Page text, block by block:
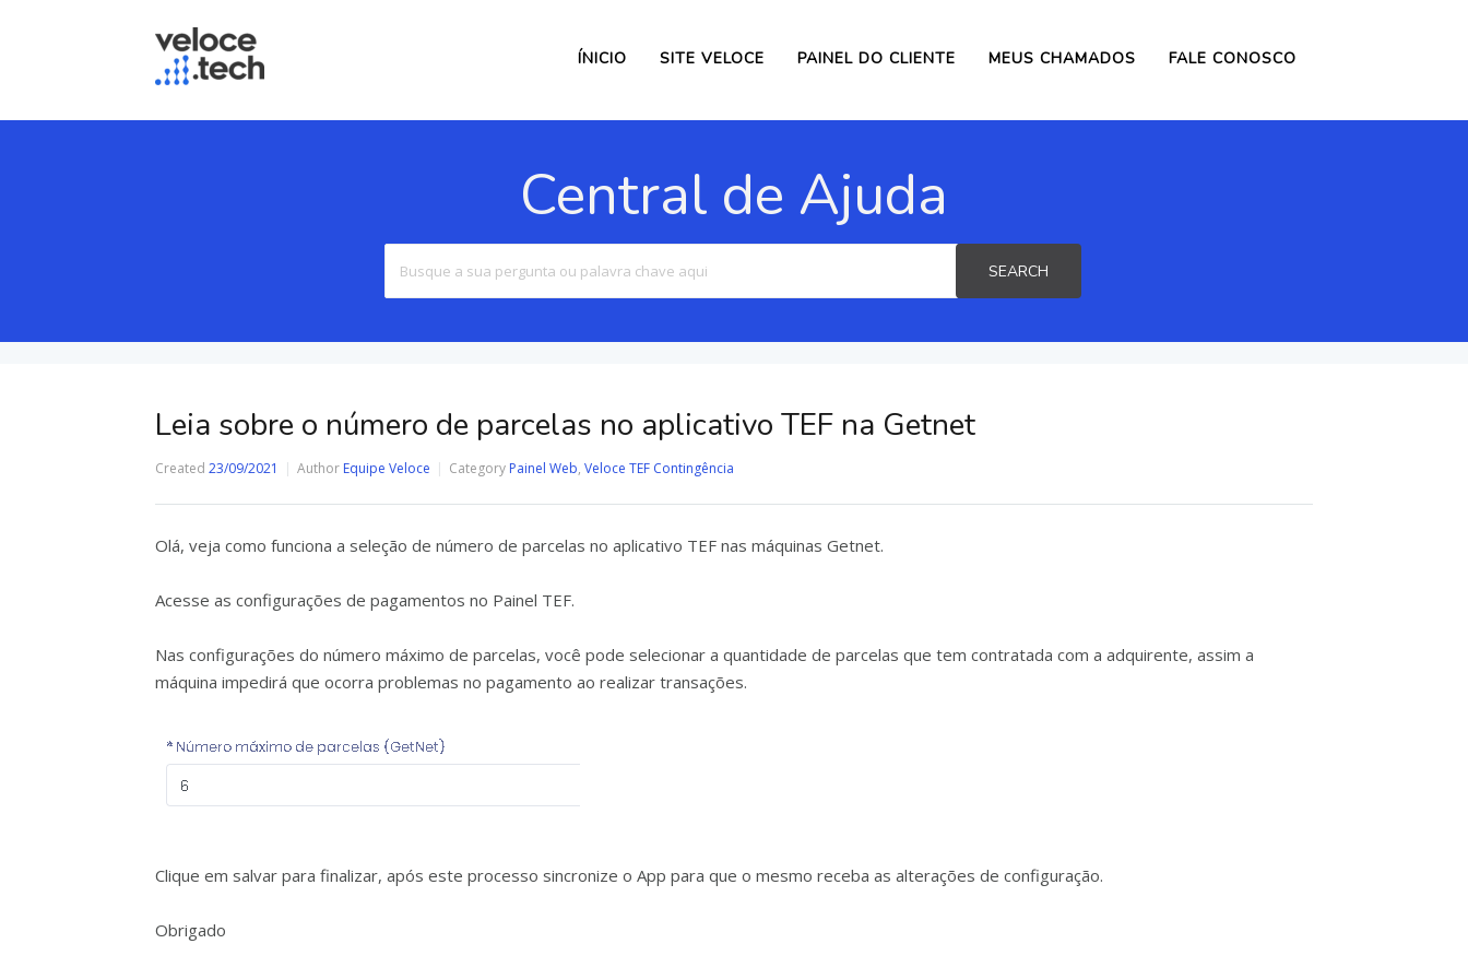
ÍNICIO SITE VELOCE PAINEL DO CLIENTE MEUS CHAMADOS FALE CONOSCO
Central de Ajuda
SEARCH
Leia sobre o número de parcelas no aplicativo TEF na Getnet
Created 23/09/2021 Author Equipe Veloce Category Painel Web, Veloce TEF Contingência
Olá, veja como funciona a seleção de número de parcelas no aplicativo TEF nas máquinas Getnet.
Acesse as configurações de pagamentos no Painel TEF.
Nas configurações do número máximo de parcelas, você pode selecionar a quantidade de parcelas que tem contratada com a adquirente, assim a
máquina impedirá que ocorra problemas no pagamento ao realizar transações.
Clique em salvar para finalizar, após este processo sincronize o App para que o mesmo receba as alterações de configuração.
Obrigado